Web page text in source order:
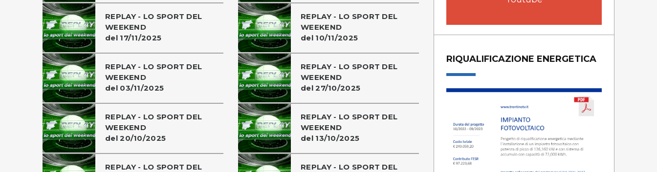
REPLAY - LO SPORT DEL
WEEKEND
del 17/11/2025
REPLAY - LO SPORT DEL
WEEKEND
del 10/11/2025
REPLAY - LO SPORT DEL
WEEKEND
del 03/11/2025
REPLAY - LO SPORT DEL
WEEKEND
del 27/10/2025
REPLAY - LO SPORT DEL
WEEKEND
del 20/10/2025
REPLAY - LO SPORT DEL
WEEKEND
del 13/10/2025
REPLAY - LO SPORT DEL
REPLAY - LO SPORT DEL
RIQUALIFICAZIONE ENERGETICA